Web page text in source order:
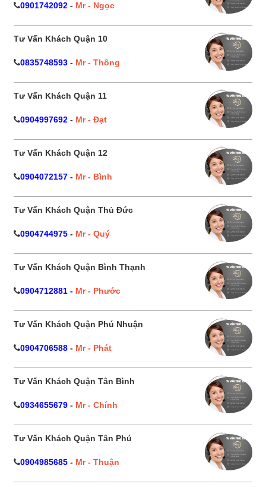
0901742092 - Mr - Ngọc
Tư Vấn Khách Quận 10
0835748593 - Mr - Thông
Tư Vấn Khách Quận 11
0904997692 - Mr - Đạt
Tư Vấn Khách Quận 12
0904072157 - Mr - Bình
Tư Vấn Khách Quận Thủ Đức
0904744975 - Mr - Quý
Tư Vấn Khách Quận Bình Thạnh
0904712881 - Mr - Phước
Tư Vấn Khách Quận Phú Nhuận
0904706588 - Mr - Phát
Tư Vấn Khách Quận Tân Bình
0934655679 - Mr - Chính
Tư Vấn Khách Quận Tân Phú
0904985685 - Mr - Thuận